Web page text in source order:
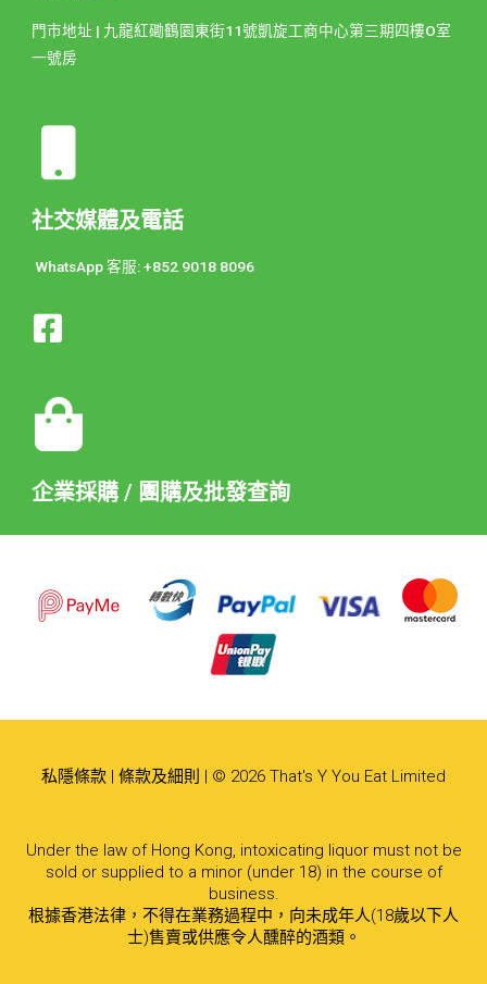
門市地址 | 九龍紅磡鶴園東街11號凱旋工商中心第三期四樓O室
一號房
社交媒體及電話
WhatsApp 客服: +852 9018 8096
企業採購 / 團購及批發查詢
私隱條款 | 條款及細則 | © 2026 That's Y You Eat Limited
Under the law of Hong Kong, intoxicating liquor must not be
sold or supplied to a minor (under 18) in the course of
business.
根據香港法律，不得在業務過程中，向未成年人(18歲以下人
士)售賣或供應令人醺醉的酒類。